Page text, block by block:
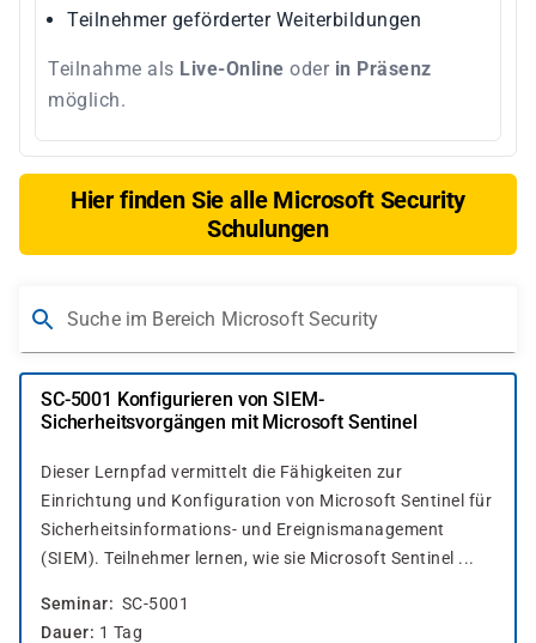
Teilnehmer geförderter Weiterbildungen
Teilnahme als Live-Online oder in Präsenz
möglich.
Hier finden Sie alle Microsoft Security
Schulungen
Suche im Bereich Microsoft Security
SC-5001 Konfigurieren von SIEM-
Sicherheitsvorgängen mit Microsoft Sentinel
Dieser Lernpfad vermittelt die Fähigkeiten zur
Einrichtung und Konfiguration von Microsoft Sentinel für
Sicherheitsinformations- und Ereignismanagement
(SIEM). Teilnehmer lernen, wie sie Microsoft Sentinel ...
Seminar
SC-5001
Dauer
1 Tag